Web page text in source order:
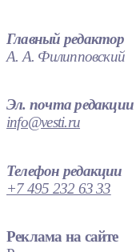
Главный редактор
А. А. Филипповский
Эл. почта редакции
info@vesti.ru
Телефон редакции
+7 495 232 63 33
Реклама на сайте